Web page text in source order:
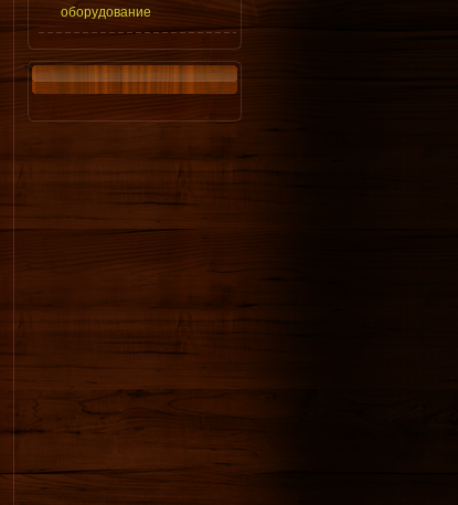
оборудование